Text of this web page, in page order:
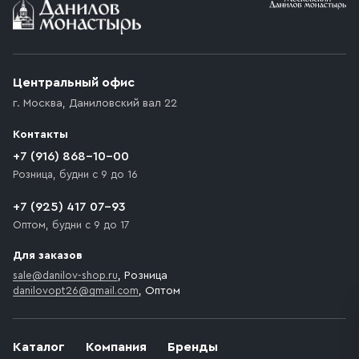
Условия доставки
возникают препятствия для подъезда автомобиля,
которое максимально близко к месту запланированной
движения. Если на территории места назначения
доставки предусмотрен платный въезд, то Покупателю
необходимо компенсировать стоимость въезда
Каталог Компания Бренды
Центральный офис
г. Москва, Даниловский вал 22
Контакты
+7 (916) 868-10-00
Розница, будни с 9 до 16
+7 (925) 417 07-93
Оптом, будни с 9 до 17
Для заказов
sale@danilov-shop.ru, Розница
danilovopt26@gmail.com, Оптом